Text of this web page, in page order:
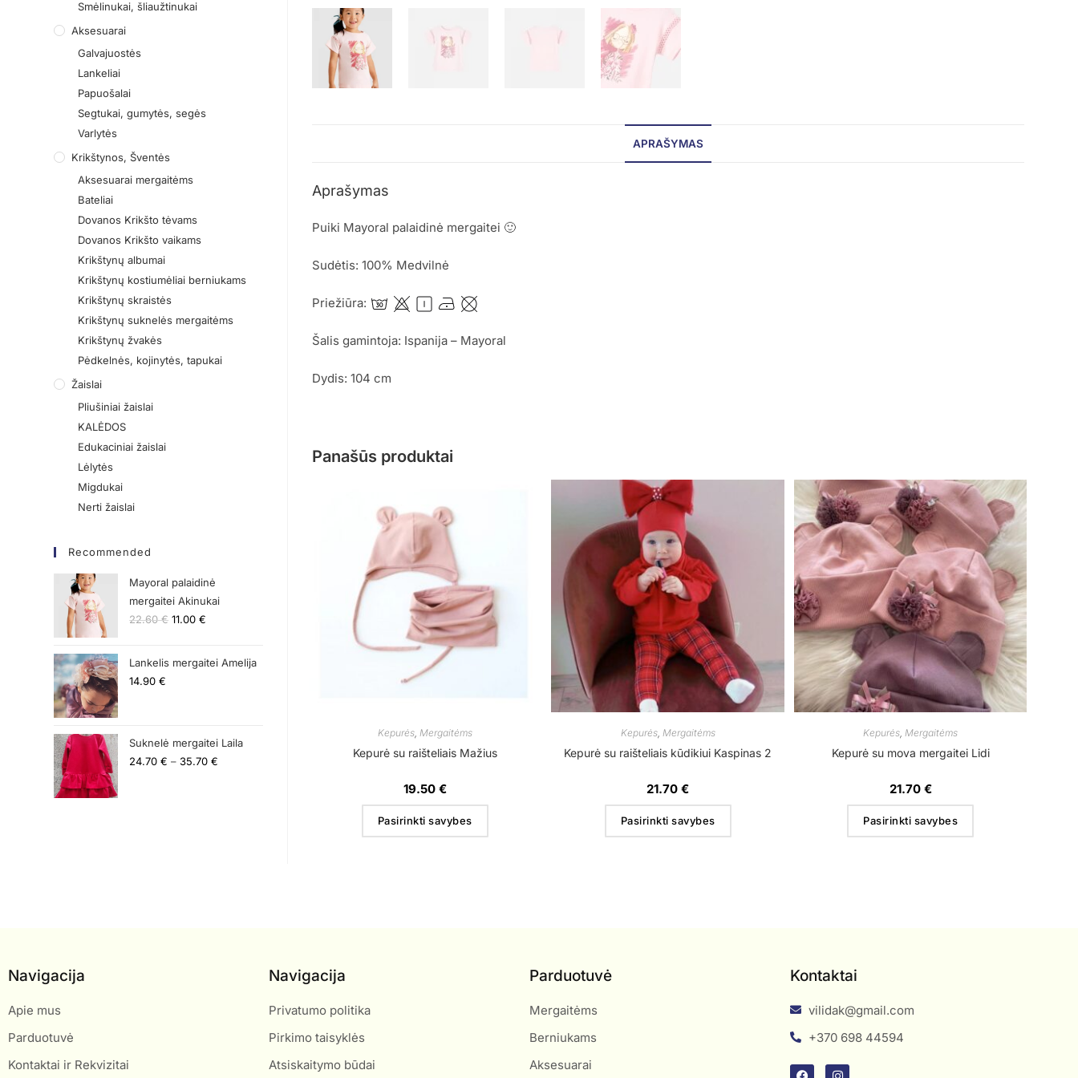
APRAŠYMAS
Aprašymas
Puiki Mayoral palaidinė mergaitei 🙂
Sudėtis: 100% Medvilnė
Priežiūra:
Šalis gamintoja: Ispanija – Mayoral
Dydis: 104 cm
Panašūs produktai
Kepurės, Mergaitėms
Kepurė su raišteliais Mažius
19.50 €
Pasirinkti savybes
Kepurės, Mergaitėms
Kepurė su raišteliais kūdikiui Kaspinas 2
21.70€
Pasirinkti savybes
Kepurės,Mergaitėms
Kepurė su mova mergaitei Lidi
21.70 €
Pasirinkti savybes
Smėlinukai, šliaužtinukai
Aksesuarai
Galvajuostės
Lankeliai
Papuošalai
Segtukai, gumytės, segės
Varlytės
Krikštynos, Šventės
Aksesuarai mergaitėms
Bateliai
Dovanos Krikšto tėvams
Dovanos Krikšto vaikams
Krikštynų albumai
Krikštynų kostiumėliai berniukams
Krikštynų skraistės
Krikštynų suknelės mergaitėms
Krikštynų žvakės
Pėdkelnės, kojinytės, tapukai
Žaislai
Pliušiniai žaislai
KALĖDOS
Edukaciniai žaislai
Lėlytės
Migdukai
Nerti žaislai
Recommended
Mayoral palaidinė
mergaitei Akinukai
22.60€ 11.00€
Lankelis mergaitei Amelija
14.90€
Suknelė mergaitei Laila
24.70€ – 35.70€
Navigacija
Apie mus
Parduotuvė
Kontaktai ir Rekvizitai
Navigacija
Privatumo politika
Pirkimo taisyklės
Atsiskaitymo būdai
Parduotuvė
Mergaitėms
Berniukams
Aksesuarai
Kontaktai
vilidak@gmail.com
+370 698 44594